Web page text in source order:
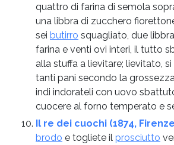
quattro di farina di semola
una libbra di zucchero
sei butirro squagliato, due
farina e venti ovi interi, il tutto
alla stuffa a lievitare; lievitato,
tanti pani secondo la
indi indorateli con uovo
cuocere al forno temperato e
Il re dei cuochi (1874,
brodo e togliete il prosciutto